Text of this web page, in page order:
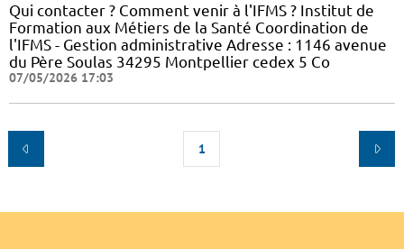
Qui contacter ? Comment venir à l'IFMS ? Institut de
Formation aux Métiers de la Santé Coordination de
l'IFMS - Gestion administrative Adresse : 1146 avenue
du Père Soulas 34295 Montpellier cedex 5 Co
07/05/2026 17:03
1